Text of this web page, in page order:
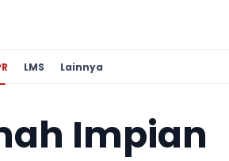
LMS Lainnya
Impian